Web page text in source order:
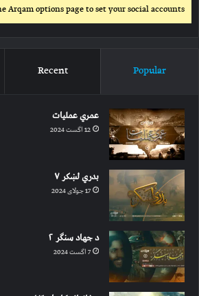
Arqam options page to set your social accounts.
Popular
Recent
عمري عملیات
12 اگست 2024
بدري لښکر ۷
17 جولای 2024
د جهاد سنګر ۲
7 اگست 2024